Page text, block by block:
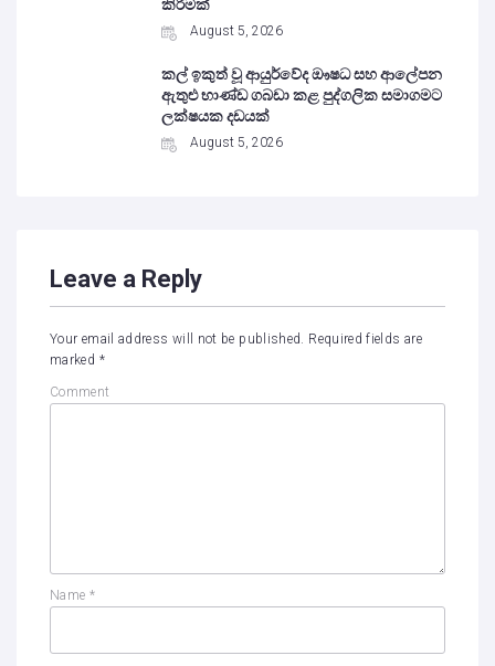
කිරීමක්
August 5, 2026
කල් ඉකුත් වූ ආයුර්වේද ඖෂධ සහ ආලේපන
ඇතුළු භාණ්ඩ ගබඩා කළ පුද්ගලික සමාගමට
ලක්ෂයක දඩයක්
August 5, 2026
Leave a Reply
Your email address will not be published. Required fields are
marked *
Comment
Name *